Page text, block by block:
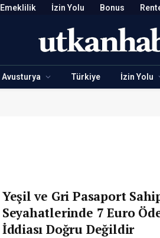
Emeklilik İzin Yolu Bonus
Avusturya Türkiye İzin Yolu
Yeşil ve Gri Pasaport
Seyahatlerinde 7 Euro
İddiası Doğru Değildir